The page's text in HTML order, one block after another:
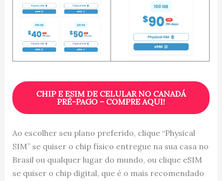
CHIP E ESIM DE CELULAR NO CANADÁ
PRÉ-PAGO – COMPRE AQUI!
Ao escolher seu plano preferido, clique “Physical
SIM” se quiser o chip físico entregue na sua casa no
Brasil ou qualquer lugar do mundo, ou clique eSIM
se quiser o chip digital, que é o mais recomendado